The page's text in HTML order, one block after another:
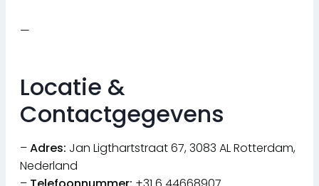
—
Locatie &
Contactgegevens
–Adres: Jan Ligthartstraat 67, 3083 AL Rotterdam,
Nederland